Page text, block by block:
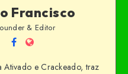
Francisco
& Editor
Ativado e Crackeado, traz